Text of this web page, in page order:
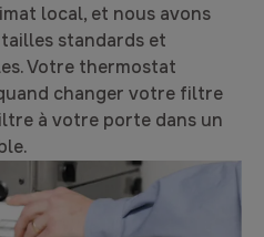
local, et nous avons
standards et
Votre thermostat
changer votre filtre
à votre porte dans un